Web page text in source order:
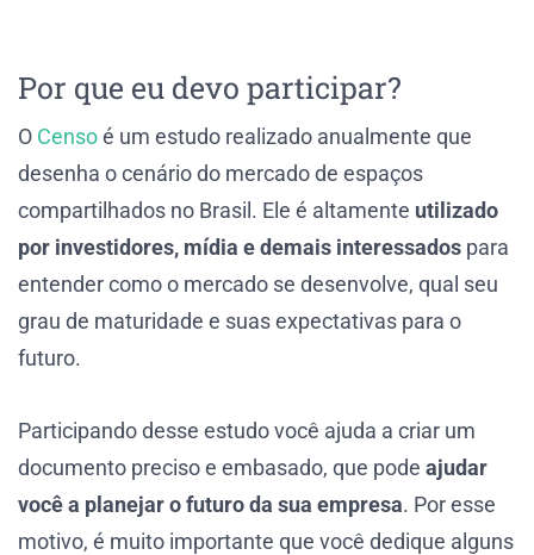
Por que eu devo participar?
O Censoé um estudo realizado anualmente que
desenha o cenário do mercado de espaços
compartilhados no Brasil. Ele é altamente utilizado
por investidores, mídia e demais interessados para
entender como o mercado se desenvolve, qual seu
grau de maturidade e suas expectativas para o
futuro.
Participando desse estudo você ajuda a criar um
documento preciso e embasado, que pode ajudar
você a planejar o futuro da sua empresa. Por esse
motivo, é muito importante que você dedique alguns